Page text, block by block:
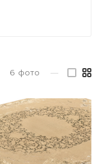
6 фото —